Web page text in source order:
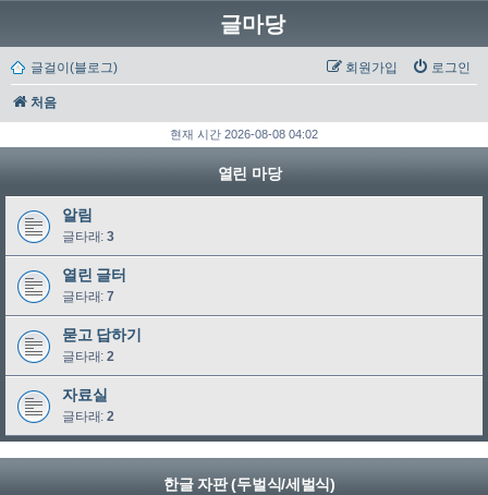
글마당
글걸이(블로그) 로그인
회원가입
처음
현재 시간 2026-08-08 04:02
열린 마당
알림
글타래: 3
열린 글터
글타래: 7
묻고 답하기
글타래: 2
자료실
글타래: 2
한글 자판 (두벌식/세벌식)